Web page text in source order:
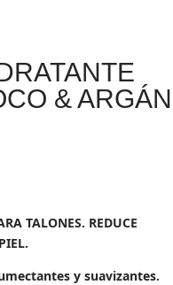
& ARGÁN
TALONES. REDUCE
y suavizantes.